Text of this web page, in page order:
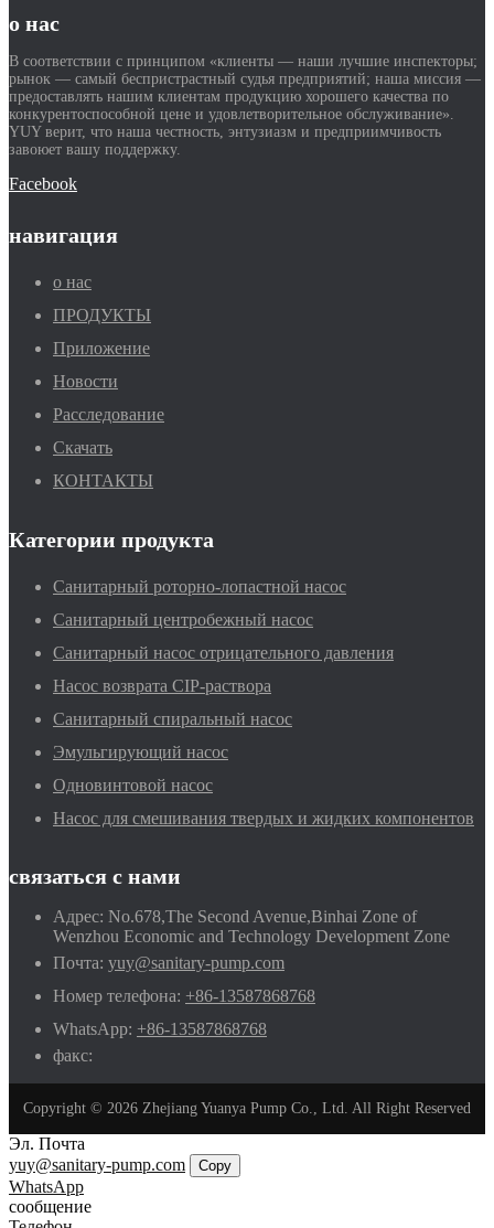
о нас
В соответствии с принципом «клиенты — наши лучшие инспекторы;
рынок — самый беспристрастный судья предприятий; наша миссия —
предоставлять нашим клиентам продукцию хорошего качества по
конкурентоспособной цене и удовлетворительное обслуживание».
YUY верит, что наша честность, энтузиазм и предприимчивость
завоюет вашу поддержку.
Facebook
навигация
о нас
ПРОДУКТЫ
Приложение
Новости
Расследование
Скачать
КОНТАКТЫ
Категории продукта
Санитарный роторно-лопастной насос
Санитарный центробежный насос
Санитарный насос отрицательного давления
Насос возврата CIP-раствора
Санитарный спиральный насос
Эмульгирующий насос
Одновинтовой насос
Насос для смешивания твердых и жидких компонентов
связаться с нами
Адрес: No.678,The Second Avenue,Binhai Zone of
Wenzhou Economic and Technology Development Zone
Почта: yuy@sanitary-pump.com
Номер телефона: +86-13587868768
WhatsApp: +86-13587868768
факс:
Copyright © 2026 Zhejiang Yuanya Pump Co., Ltd. All Right Reserved
Эл. Почта
yuy@sanitary-pump.com
Copy
WhatsApp
сообщение